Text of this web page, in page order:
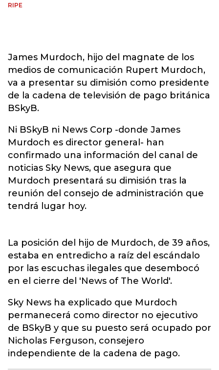
RIPE
James Murdoch, hijo del magnate de los
medios de comunicación Rupert Murdoch,
va a presentar su dimisión como presidente
de la cadena de televisión de pago británica
BSkyB.
Ni BSkyB ni News Corp -donde James
Murdoch es director general- han
confirmado una información del canal de
noticias Sky News, que asegura que
Murdoch presentará su dimisión tras la
reunión del consejo de administración que
tendrá lugar hoy.
La posición del hijo de Murdoch, de 39 años,
estaba en entredicho a raíz del escándalo
por las escuchas ilegales que desembocó
en el cierre del 'News of The World'.
Sky News ha explicado que Murdoch
permanecerá como director no ejecutivo
de BSkyB y que su puesto será ocupado por
Nicholas Ferguson, consejero
independiente de la cadena de pago.